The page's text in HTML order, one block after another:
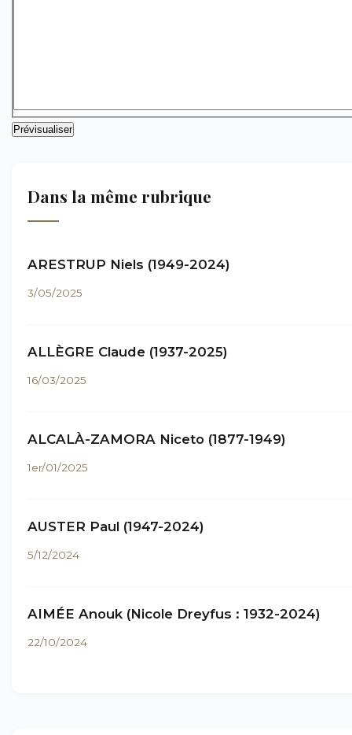
Dans la même rubrique
ARESTRUP Niels (1949-2024)
3/05/2025
ALLÈGRE Claude (1937-2025)
16/03/2025
ALCALÀ-ZAMORA Niceto (1877-1949)
1er/01/2025
AUSTER Paul (1947-2024)
5/12/2024
AIMÉE Anouk (Nicole Dreyfus : 1932-2024)
22/10/2024